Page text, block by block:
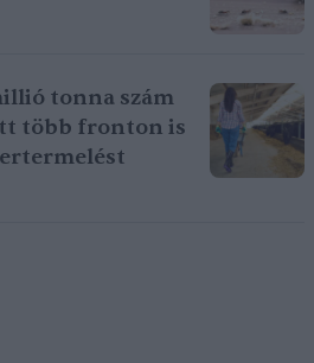
tonna szám
több fronton is